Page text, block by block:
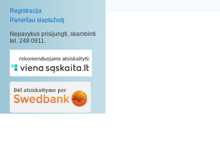
Registracija
Pamiršau slaptažodį
Nepavykus prisijungti, skambinti
tel. 248 0911.